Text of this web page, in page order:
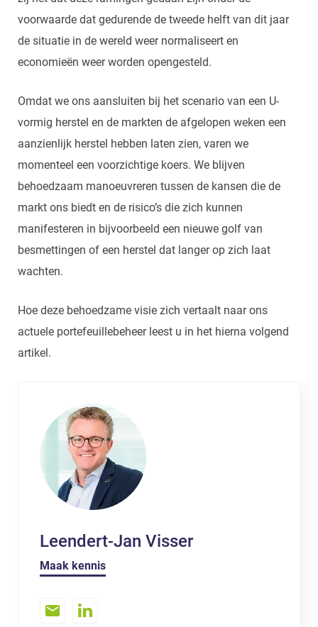
voorwaarde dat gedurende de tweede helft van dit jaar
de situatie in de wereld weer normaliseert en
economieën weer worden opengesteld.
Omdat we ons aansluiten bij het scenario van een U-
vormig herstel en de markten de afgelopen weken een
aanzienlijk herstel hebben laten zien, varen we
momenteel een voorzichtige koers. We blijven
behoedzaam manoeuvreren tussen de kansen die de
markt ons biedt en de risico’s die zich kunnen
manifesteren in bijvoorbeeld een nieuwe golf van
besmettingen of een herstel dat langer op zich laat
wachten.
Hoe deze behoedzame visie zich vertaalt naar ons
actuele portefeuillebeheer leest u in het hierna volgend
artikel.
Leendert-Jan Visser
Maak kennis